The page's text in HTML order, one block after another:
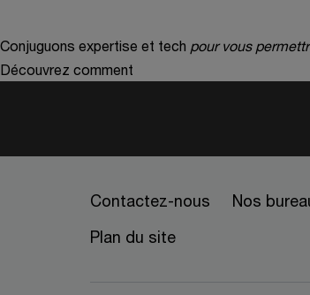
Conjuguons expertise et tech pour vous
Découvrez comment
Contactez-nous Nos
Plan du site